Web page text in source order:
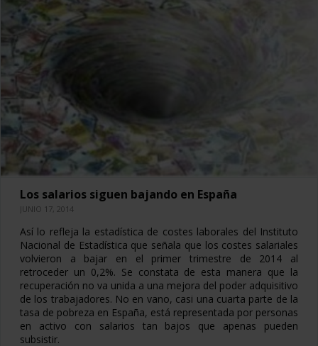
Los salarios siguen bajando en España
JUNIO 17, 2014
Así lo refleja la estadística de costes laborales del Instituto
Nacional de Estadística que señala que los costes salariales
volvieron a bajar en el primer trimestre de 2014 al
retroceder un 0,2%. Se constata de esta manera que la
recuperación no va unida a una mejora del poder adquisitivo
de los trabajadores. No en vano, casi una cuarta parte de la
tasa de pobreza en España, está representada por personas
en activo con salarios tan bajos que apenas pueden
subsistir.